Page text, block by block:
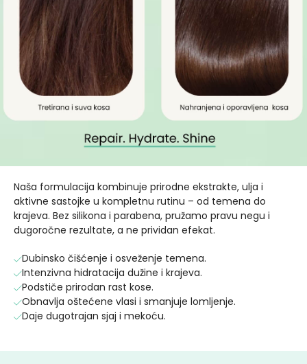
Naša formulacija kombinuje prirodne ekstrakte, ulja i
aktivne sastojke u kompletnu rutinu – od temena do
krajeva. Bez silikona i parabena, pružamo pravu negu i
dugoročne rezultate, a ne prividan efekat.
Dubinsko čišćenje i osveženje temena.
Intenzivna hidratacija dužine i krajeva.
Podstiče prirodan rast kose.
Obnavlja oštećene vlasi i smanjuje lomljenje.
Daje dugotrajan sjaj i mekoću.